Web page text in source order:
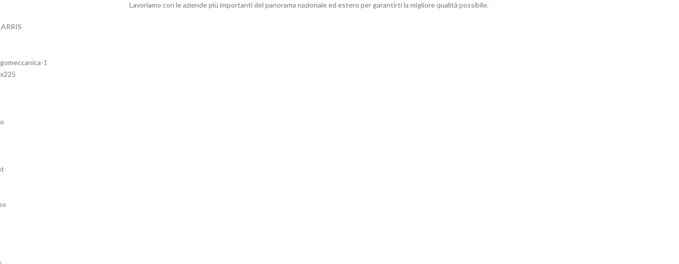
Lavoriamo con le aziende più importanti del panorama nazionale ed estero per garantirti la migliore qualità possibile.